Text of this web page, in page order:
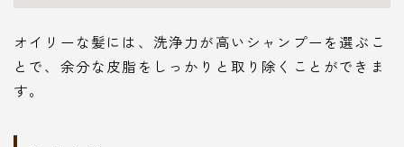
オイリーな髪には、洗浄力が高いシャンプーを選ぶこ
とで、余分な皮脂をしっかりと取り除くことができま
す。